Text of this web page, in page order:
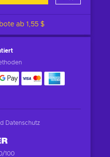
ab 1,55 $
Datenschutz
100